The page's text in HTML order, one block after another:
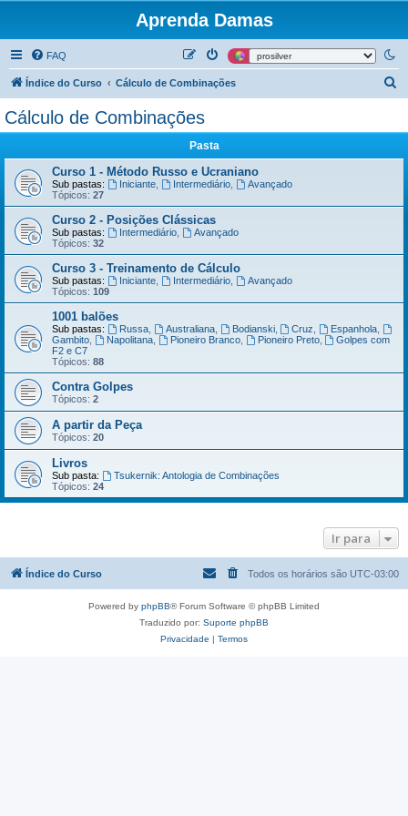
Aprenda Damas
FAQ
Índice do Curso Cálculo de Combinações
r
Cálculo de Combinações
Pasta
Curso 1 - Método Russo e Ucraniano
Sub pastas: Iniciante, Intermediário,
Avançado
Tópicos: 27
Curso 2 - Posições Clássicas
Sub pastas: Intermediário,
Avançado
Tópicos: 32
Curso 3 - Treinamento de Cálculo
Sub pastas: Iniciante, Intermediário,
Avançado
Tópicos: 109
1001 balões
Sub pastas: Russa, Australiana, Bodianski, Cruz Espanhola
Gambito
Napolitana, Pioneiro Branco, Pioneiro Preto,
Golpes com
F2 e C7
Tópicos: 88
Contra Golpes
Tópicos: 2
A partir da Peça
Tópicos: 20
Livros
Sub pasta:
Tsukernik: Antologia de Combinações
Tópicos: 24
Ir para
Índice do Curso Todos os horários são UTC-03:00
Powered by phpBB® Forum Software © phpBB Limited
Traduzido por: Suporte phpBB
Privacidade | Termos